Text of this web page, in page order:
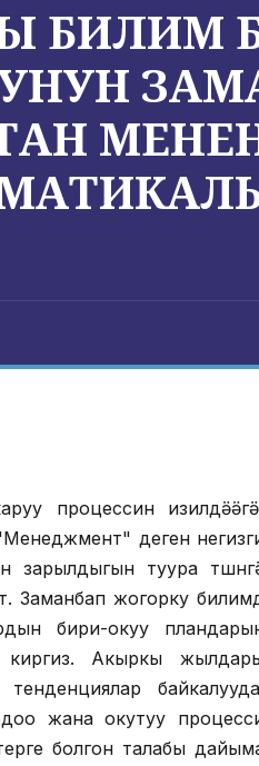
процессин
деген
зарылдыгын туура
Заманбап жогорку
бири-окуу
Акыркы
жана окутуу
болгон талабы